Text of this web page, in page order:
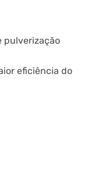
pulverização
eficiência do